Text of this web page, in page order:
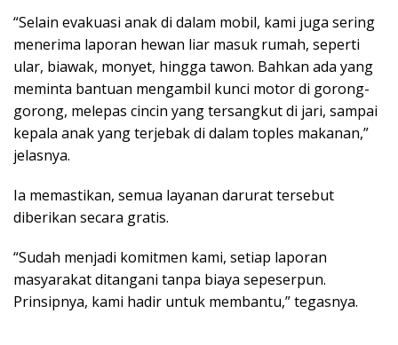
“Selain evakuasi anak di dalam mobil, kami juga sering
menerima laporan hewan liar masuk rumah, seperti
ular, biawak, monyet, hingga tawon. Bahkan ada yang
meminta bantuan mengambil kunci motor di gorong-
gorong, melepas cincin yang tersangkut di jari, sampai
kepala anak yang terjebak di dalam toples makanan,”
jelasnya.
Ia memastikan, semua layanan darurat tersebut
diberikan secara gratis.
“Sudah menjadi komitmen kami, setiap laporan
masyarakat ditangani tanpa biaya sepeserpun.
Prinsipnya, kami hadir untuk membantu,” tegasnya.